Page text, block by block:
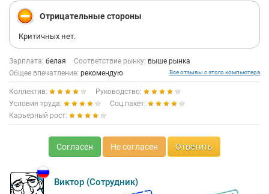
Отрицательные стороны
Критичных нет.
Зарплата: белая Соответствие рынку: выше рынка
Общее впечатление: рекомендую Все отзывы с этого компьютера
Коллектив:
Руководство:
Условия труда:
Соц.пакет:
Карьерный рост:
Согласен Не согласен Ответить
Виктор (Сотрудник)